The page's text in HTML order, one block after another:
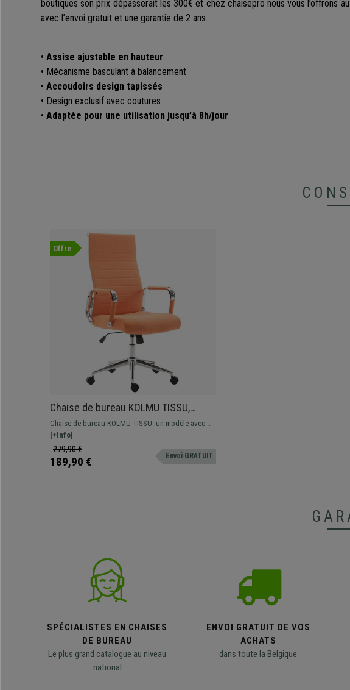
boutiques son prix dépasserait les 300€ et chez chaisepro nous vous l’offrons
avec l’envoi gratuit et une garantie de 2 ans.
• Assise ajustable en hauteur
• Mécanisme basculant à balancement
• Accoudoirs design tapissés
• Design exclusif avec coutures
• Adaptée pour une utilisation jusqu’à 8h/jour
Offre
Chaise de bureau KOLMU TISSU,
Piétement métallique, Design avec
des coutures élégantes, Orange
Chaise de bureau KOLMU TISSU: un modèle avec un
design original qui associe confort et matériaux de
grande qualité.
[+Info]
279,90 €
189,90 € Envoi GRATUIT
SPÉCIALISTES EN CHAISES
DE BUREAU
Le plus grand catalogue au niveau
national
ENVOI GRATUIT DE VOS
ACHATS
dans toute la Belgique